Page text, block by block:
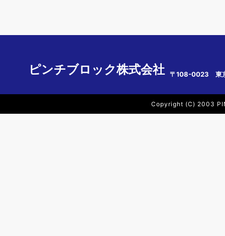
ピンチブロック株式会社 〒108-0023 東
Copyright (C) 2003